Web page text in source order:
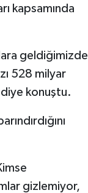
kapsamında
geldiğimizde
528 milyar
konuştu.
gizlemiyor,